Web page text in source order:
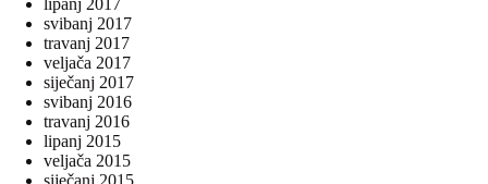
lipanj 2017
svibanj 2017
travanj 2017
veljača 2017
siječanj 2017
svibanj 2016
travanj 2016
lipanj 2015
veljača 2015
siječanj 2015